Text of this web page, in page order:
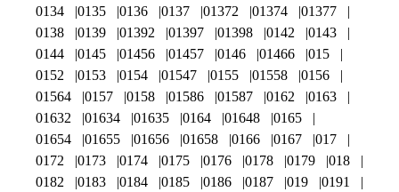
0134
0135 0136 0137 01372 01374
01377
0138
0139 01392 01397 01398 0142
0143
0144
0145 01456 01457 0146 01466
015
0152
0153 0154 01547 0155 01558
0156
01564
0157 0158 01586 01587 0162
0163
01632
01634 01635 0164 01648
0165
01654
01655 01656 01658 0166 0167
017
0172
0173 0174 0175 0176 0178 0179
018
0182
0183 0184 0185 0186 0187 019
0191